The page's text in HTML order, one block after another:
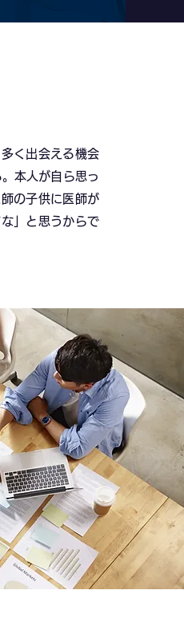
く出会える機会
本人が自ら思っ
の子供に医師が
」と思うからで